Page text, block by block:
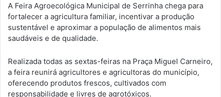
A Feira Agroecológica Municipal de Serrinha chega para
fortalecer a agricultura familiar, incentivar a produção
sustentável e aproximar a população de alimentos mais
saudáveis e de qualidade.
Realizada todas as sextas-feiras na Praça Miguel Carneiro,
a feira reunirá agricultores e agricultoras do município,
oferecendo produtos frescos, cultivados com
responsabilidade e livres de agrotóxicos.